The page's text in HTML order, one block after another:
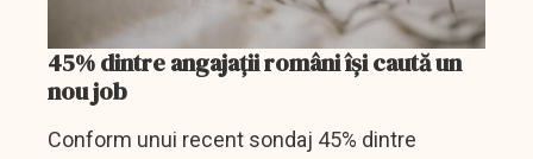
45% dintre angajații români își caută un
nou job
Conform unui recent sondaj 45% dintre